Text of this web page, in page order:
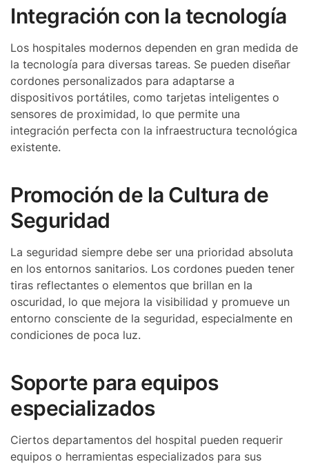
Integración con la tecnología
Los hospitales modernos dependen en gran medida de
la tecnología para diversas tareas. Se pueden diseñar
cordones personalizados para adaptarse a
dispositivos portátiles, como tarjetas inteligentes o
sensores de proximidad, lo que permite una
integración perfecta con la infraestructura tecnológica
existente.
Promoción de la Cultura de
Seguridad
La seguridad siempre debe ser una prioridad absoluta
en los entornos sanitarios. Los cordones pueden tener
tiras reflectantes o elementos que brillan en la
oscuridad, lo que mejora la visibilidad y promueve un
entorno consciente de la seguridad, especialmente en
condiciones de poca luz.
Soporte para equipos
especializados
Ciertos departamentos del hospital pueden requerir
equipos o herramientas especializados para sus